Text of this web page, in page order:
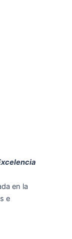
en la
e